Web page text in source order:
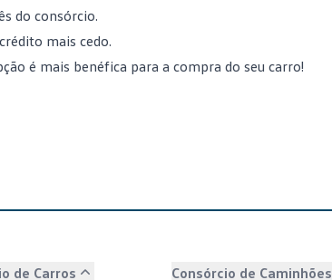
do consórcio.
mais cedo.
é mais benéfica para a compra do seu carro!
de Carros Consórcio de Caminhões